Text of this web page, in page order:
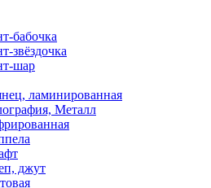
бабочка
звёздочка
шар
ламинированная
Металл
джут